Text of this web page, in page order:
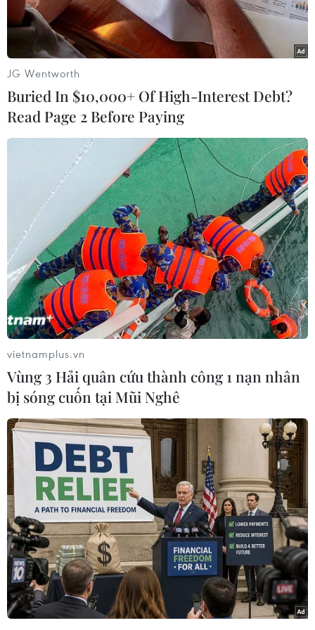
Thủ đô Mexico rực rỡ sắc hoa trước ngày hội bóng đá thế giới.
(Ảnh: Phương Lan/TTXVN)
Lần đầu tiên tại Mexico, hoa cúc vạn thọ
(cempasúchil) - loài hoa biểu tượng của mùa
Thu - đã xuất hiện trên các tuyến phố của thủ đô
Mexico City ngay trong tháng 6 nhằm phục vụ
công tác trang trí chào đón FIFA World Cup
2026.
quản lý môi trường của chính quyền thủ đô
Mexico City (Sedema) cho biết các nhà vườn tại
khu vực Xochimilco đã điều chỉnh lịch gieo
trồng từ tháng 2 và tháng 3 vừa qua để hoa nở
đúng thời điểm diễn ra ngày hội bóng đá lớn
nhất hành tinh.
Đây là một phần trong kế hoạch chỉnh trang đô
thị và quảng bá bản sắc văn hóa Mexico nhân
dịp nước này đăng cai World Cup 2026. Giải đấu
sẽ chính thức khởi tranh ngày 11/6 tới với trận
JG Wentworth
Buried In $10,000+ Of High-Interest Debt?
Read Page 2 Before Paying
vietnamplus.vn
Vùng 3 Hải quân cứu thành công 1 nạn nhân
bị sóng cuốn tại Mũi Nghê